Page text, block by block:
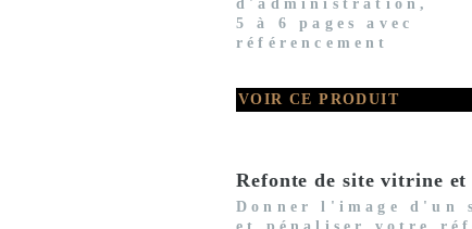
d'administration,
5 à 6 pages avec
référencement
VOIR CE PRODUIT
Refonte de site vitrine et
Donner l'image